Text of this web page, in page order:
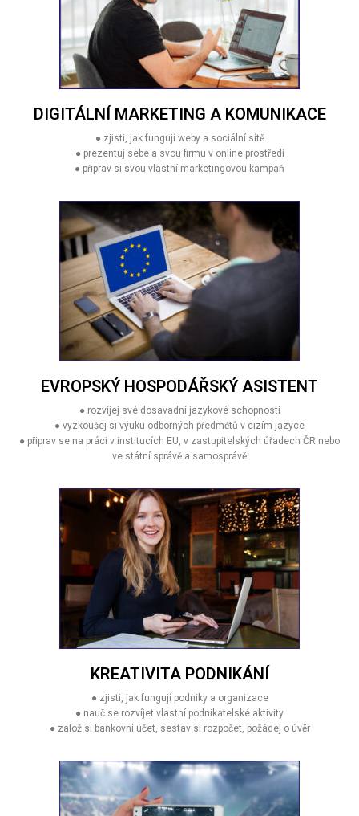
DIGITÁLNÍ MARKETING A KOMUNIKACE
● zjisti, jak fungují weby a sociální sítě
● prezentuj sebe a svou firmu v online prostředí
● připrav si svou vlastní marketingovou kampaň
EVROPSKÝ HOSPODÁŘSKÝ ASISTENT
● rozvíjej své dosavadní jazykové schopnosti
● vyzkoušej si výuku odborných předmětů v cizím jazyce
● připrav se na práci v institucích EU, v zastupitelských úřadech ČR nebo
ve státní správě a samosprávě
KREATIVITA PODNIKÁNÍ
● zjisti, jak fungují podniky a organizace
● nauč se rozvíjet vlastní podnikatelské aktivity
● založ si bankovní účet, sestav si rozpočet, požádej o úvěr